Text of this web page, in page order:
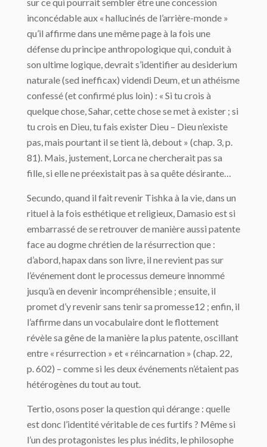
inconcédable aux « hallucinés de l’arrière-monde »
qu’il affirme dans une même page à la fois une
défense du principe anthropologique qui, conduit à
son ultime logique, devrait s’identifier au desiderium
naturale (sed inefficax) videndi Deum, et un athéisme
confessé (et confirmé plus loin) : « Si tu crois à
quelque chose, Sahar, cette chose se met à exister ; si
tu crois en Dieu, tu fais exister Dieu – Dieu n’existe
pas, mais pourtant il se tient là, debout » (chap. 3, p.
81). Mais, justement, Lorca ne chercherait pas sa
fille, si elle ne préexistait pas à sa quête désirante…
Secundo, quand il fait revenir Tishka à la vie, dans un
rituel à la fois esthétique et religieux, Damasio est si
embarrassé de se retrouver de manière aussi patente
face au dogme chrétien de la résurrection que :
d’abord, hapax dans son livre, il ne revient pas sur
l’événement dont le processus demeure innommé
jusqu’à en devenir incompréhensible ; ensuite, il
promet d’y revenir sans tenir sa promesse12 ; enfin, il
l’affirme dans un vocabulaire dont le flottement
révèle sa gêne de la manière la plus patente, oscillant
entre « résurrection » et « réincarnation » (chap. 22,
p. 602) – comme si les deux événements n’étaient pas
hétérogènes du tout au tout.
Tertio, osons poser la question qui dérange : quelle
est donc l’identité véritable de ces furtifs ? Même si
l’un des protagonistes les plus inédits, le philosophe